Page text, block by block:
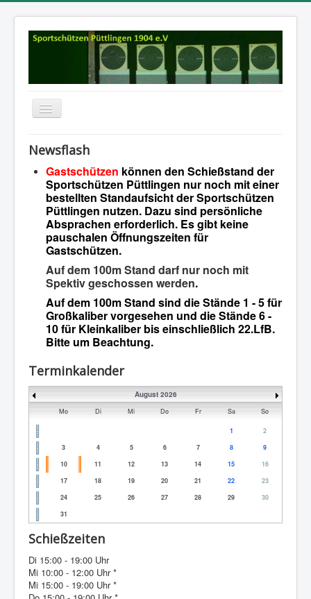
Navigation
an/aus
Startseite
Aktuelles
RK: Termine und Ergebnisse
Dokumente
Über uns
Kontakte
Chronik
Newsflash
Gastschützen können den Schießstand der
Sportschützen Püttlingen nur noch mit einer
bestellten Standaufsicht der Sportschützen
Püttlingen nutzen. Dazu sind persönliche
Absprachen erforderlich. Es gibt keine
pauschalen Öffnungszeiten für
Gastschützen.
Auf dem 100m Stand darf nur noch mit
Spektiv geschossen werden.
Auf dem 100m Stand sind die Stände 1 - 5 für
Großkaliber vorgesehen und die Stände 6 -
10 für Kleinkaliber bis einschließlich 22.LfB.
Bitte um Beachtung.
Terminkalender
August 2026
Mo Di Mi Do Fr Sa So
1
2
3
4 5 6 7 8
9
10
11 12 13 14 15
16
17
18 19 20 21 22
23
24
25 26 27 28 29
30
31
Schießzeiten
Di 15:00 - 19:00 Uhr
Mi 10:00 - 12:00 Uhr *
Mi 15:00 - 19:00 Uhr *